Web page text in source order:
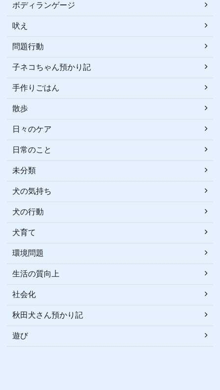
ボディランゲージ
吠え
問題行動
子ネコちゃん預かり記
手作りごはん
散歩
日々のケア
日常のこと
未分類
犬の気持ち
犬の行動
犬育て
環境問題
生活の質向上
社会化
秋田犬さん預かり記
遊び